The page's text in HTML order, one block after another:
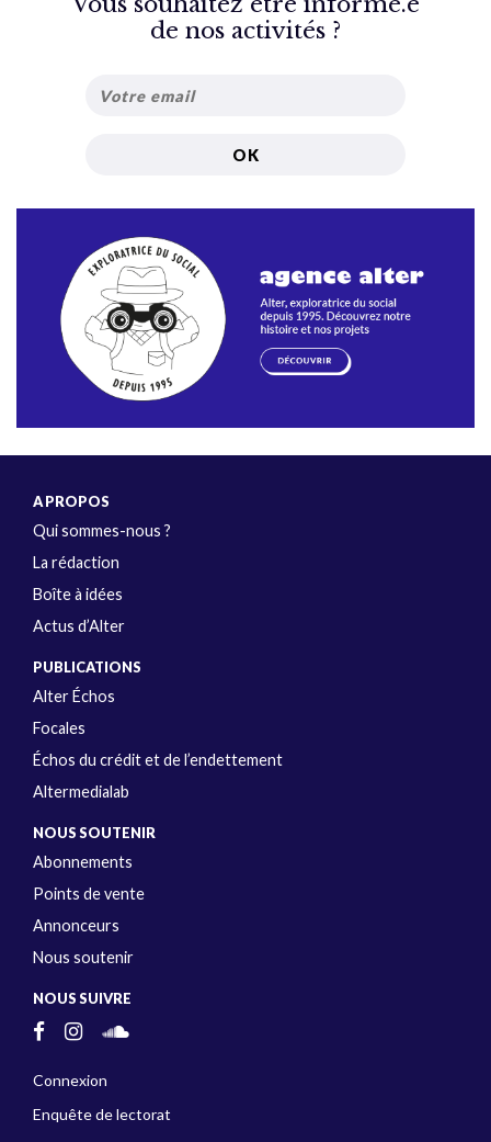
de nos activités ?
A PROPOS
Qui sommes-nous ?
La rédaction
Boîte à idées
Actus d’Alter
PUBLICATIONS
Alter Échos
Focales
Échos du crédit et de l’endettement
Altermedialab
NOUS SOUTENIR
Abonnements
Points de vente
Annonceurs
Nous soutenir
NOUS SUIVRE
Connexion
Enquête de lectorat